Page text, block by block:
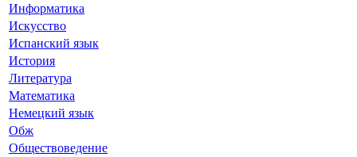
Информатика
Искусство
Испанский язык
История
Литература
Математика
Немецкий язык
Обж
Обществоведение